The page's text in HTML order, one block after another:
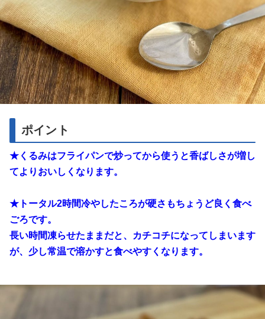
ポイント
★くるみはフライパンで炒ってから使うと香ばしさが増し
てよりおいしくなります。
★トータル2時間冷やしたころが硬さもちょうど良く食べ
ごろです。
長い時間凍らせたままだと、カチコチになってしまいます
が、少し常温で溶かすと食べやすくなります。